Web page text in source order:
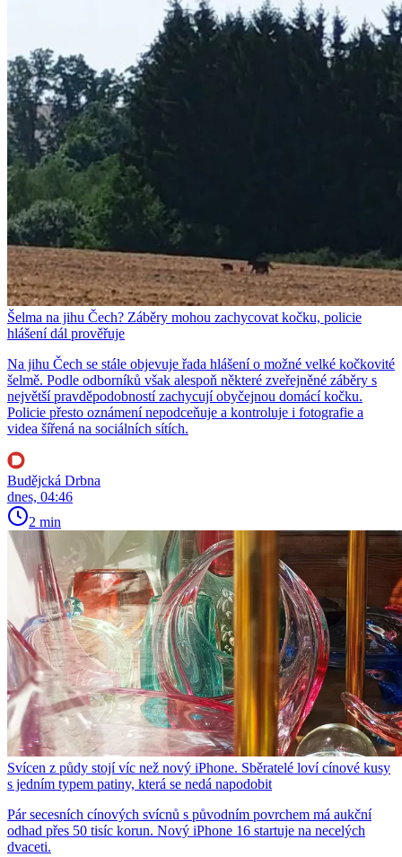
Šelma na jihu Čech? Záběry mohou zachycovat kočku, policie
hlášení dál prověřuje
Na jihu Čech se stále objevuje řada hlášení o možné velké kočkovité
šelmě. Podle odborníků však alespoň některé zveřejněné záběry s
největší pravděpodobností zachycují obyčejnou domácí kočku.
Policie přesto oznámení nepodceňuje a kontroluje i fotografie a
videa šířená na sociálních sítích.
Budějcká Drbna
dnes, 04:46
2 min
Svícen z půdy stojí víc než nový iPhone. Sběratelé loví cínové kusy
s jedním typem patiny, která se nedá napodobit
Pár secesních cínových svícnů s původním povrchem má aukční
odhad přes 50 tisíc korun. Nový iPhone 16 startuje na necelých
dvaceti.